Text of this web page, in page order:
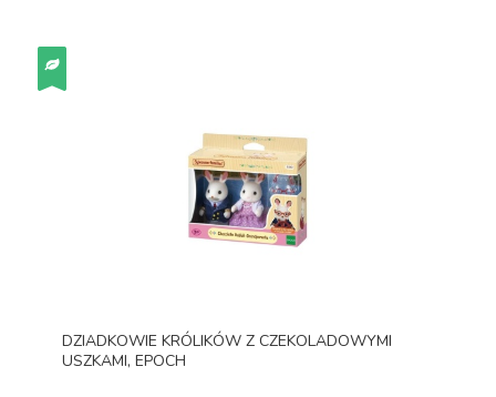
DZIADKOWIE KRÓLIKÓW Z CZEKOLADOWYMI
USZKAMI, EPOCH